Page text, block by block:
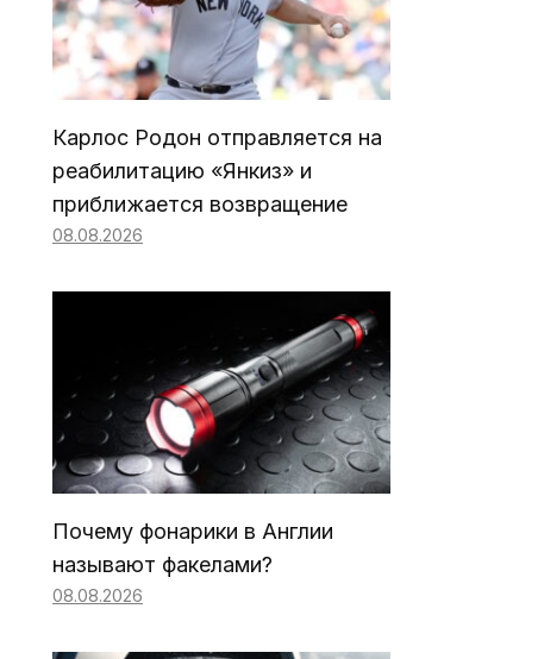
Карлос Родон отправляется на
реабилитацию «Янкиз» и
приближается возвращение
08.08.2026
Почему фонарики в Англии
называют факелами?
08.08.2026